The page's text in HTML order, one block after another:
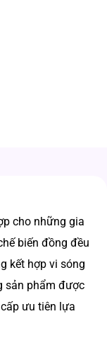
cho những gia
biến đồng đều
kết hợp vi sóng
sản phẩm được
ưu tiên lựa